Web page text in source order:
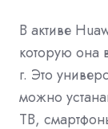
В активе
которую она
г. Это
можно
ТВ,